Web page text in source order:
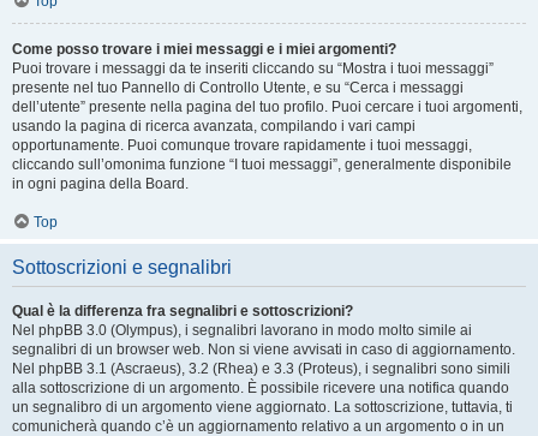
Come posso trovare i miei messaggi e i miei argomenti?
Puoi trovare i messaggi da te inseriti cliccando su “Mostra i tuoi messaggi”
presente nel tuo Pannello di Controllo Utente, e su “Cerca i messaggi
dell’utente” presente nella pagina del tuo profilo. Puoi cercare i tuoi argomenti,
usando la pagina di ricerca avanzata, compilando i vari campi
opportunamente. Puoi comunque trovare rapidamente i tuoi messaggi,
cliccando sull’omonima funzione “I tuoi messaggi”, generalmente disponibile
in ogni pagina della Board.
Top
Sottoscrizioni e segnalibri
Qual è la differenza fra segnalibri e sottoscrizioni?
Nel phpBB 3.0 (Olympus), i segnalibri lavorano in modo molto simile ai
segnalibri di un browser web. Non si viene avvisati in caso di aggiornamento.
Nel phpBB 3.1 (Ascraeus), 3.2 (Rhea) e 3.3 (Proteus), i segnalibri sono simili
alla sottoscrizione di un argomento. È possibile ricevere una notifica quando
un segnalibro di un argomento viene aggiornato. La sottoscrizione, tuttavia, ti
comunicherà quando c’è un aggiornamento relativo a un argomento o in un